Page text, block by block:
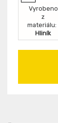
Vyrobeno
z
materiálu:
Hliník